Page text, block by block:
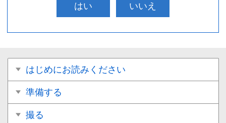
はい いいえ
はじめにお読みください
準備する
撮る